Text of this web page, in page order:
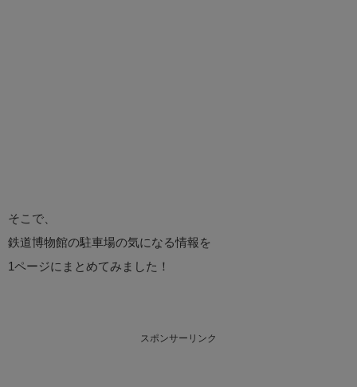
そこで、
鉄道博物館の駐車場の気になる情報を
1ページにまとめてみました！
スポンサーリンク